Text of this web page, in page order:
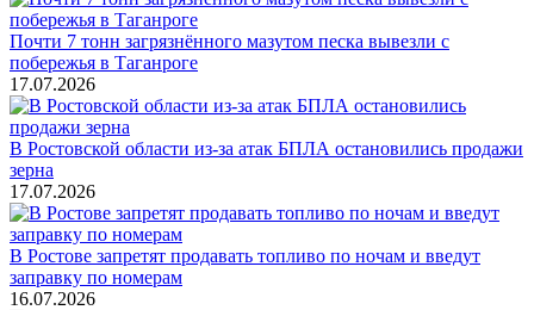
Почти 7 тонн загрязнённого мазутом песка вывезли с
побережья в Таганроге
17.07.2026
В Ростовской области из-за атак БПЛА остановились продажи
зерна
17.07.2026
В Ростове запретят продавать топливо по ночам и введут
заправку по номерам
16.07.2026